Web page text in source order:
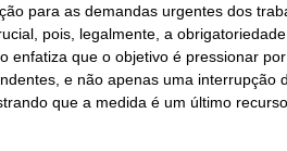
para as demandas urgentes dos
pois, legalmente, a
enfatiza que o objetivo é pressionar
e não apenas uma interrupção
que a medida é um último